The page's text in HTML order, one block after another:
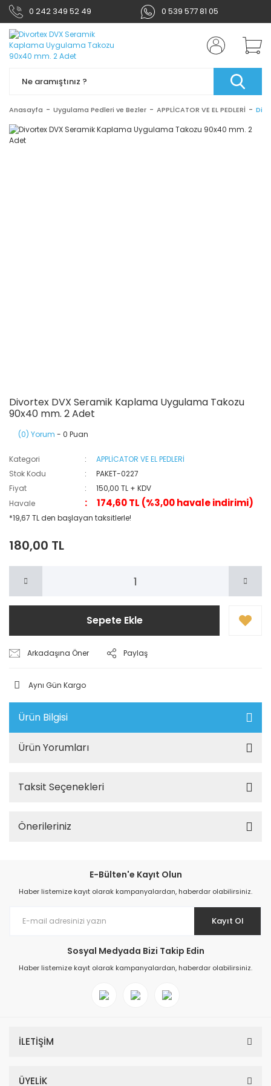
0 242 349 52 49 0 539 577 81 05
Anasayfa Uygulama Pedleri ve Bezler APPLİCATOR VE EL PEDLERİ
Divortex DVX Seramik Kaplama Uygulama Takozu
90x40 mm. 2 Adet
(0) Yorum - 0 Puan
Kategori
APPLİCATOR VE EL PEDLERİ
Stok Kodu
PAKET-0227
Fiyat
150,00 TL + KDV
Havale
174,60 TL (%3,00 havale indirimi)
*19,67 TL den başlayan taksitlerle!
180,00 TL
Sepete Ekle
Arkadaşına Öner Paylaş
Aynı Gün Kargo
Ürün Bilgisi
Ürün Yorumları
Taksit Seçenekleri
Önerileriniz
E-Bülten'e Kayıt Olun
Haber listemize kayıt olarak kampanyalardan, haberdar olabilirsiniz.
Kayıt Ol
Sosyal Medyada Bizi Takip Edin
Haber listemize kayıt olarak kampanyalardan, haberdar olabilirsiniz.
İLETİŞİM
ÜYELİK